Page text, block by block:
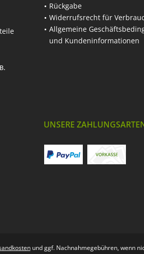
Rückgabe
Widerrufsrecht für
Allgemeine
und Kundeninformationen
UNSERE
und ggf. Nachnahmegebühren, wenn